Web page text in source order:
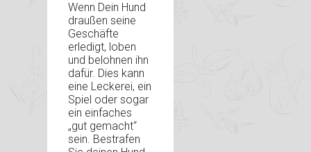
Wenn Dein Hund
draußen seine
Geschäfte
erledigt, loben
und belohnen ihn
dafür. Dies kann
eine Leckerei, ein
Spiel oder sogar
ein einfaches
„gut gemacht“
sein. Bestrafen